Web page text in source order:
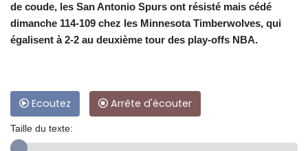
de coude, les San Antonio Spurs ont résisté mais cédé
dimanche 114-109 chez les Minnesota Timberwolves, qui
égalisent à 2-2 au deuxième tour des play-offs NBA.
Ecoutez Arrête d'écouter
Taille du texte: